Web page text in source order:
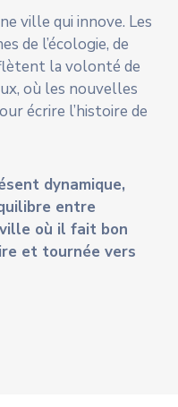
ville qui innove. Les
de l’écologie, de
la volonté de
où les nouvelles
écrire l’histoire de
dynamique,
entre
où il fait bon
et tournée vers